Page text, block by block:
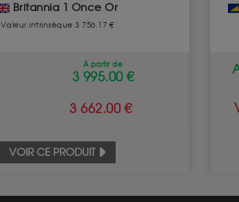
Britannia 1 Once Or
Valeur intrinsèque 3 756.17 €
À partir de
3 995.00 €
3 662.00 €
VOIR CE PRODUIT